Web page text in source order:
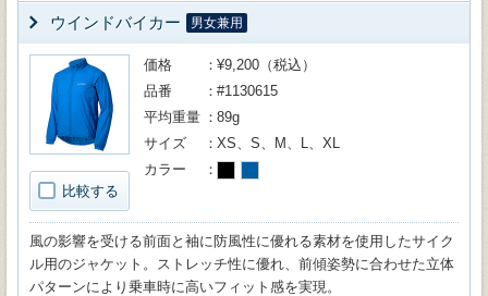
ウインドバイカー 男女兼用
比較する
価格
¥9,200（税込）
品番
#1130615
平均重量
89g
サイズ
XS、S、M、L、XL
カラー
風の影響を受ける前面と袖に防風性に優れる素材を使用したサイク
ル用のジャケット。ストレッチ性に優れ、前傾姿勢に合わせた立体
パターンにより乗車時に高いフィット感を実現。